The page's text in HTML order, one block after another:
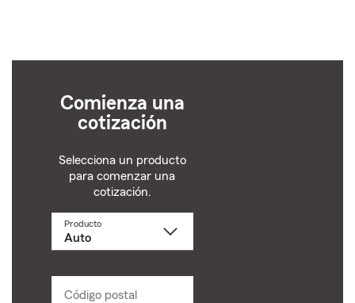
Comienza una
cotización
Selecciona un producto
para comenzar una
cotización.
ProductoSelecciona
Código postal